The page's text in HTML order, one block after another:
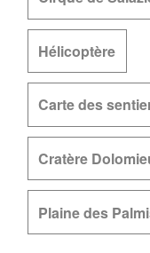
Hélicoptère
Carte des
Cratère
Plaine des